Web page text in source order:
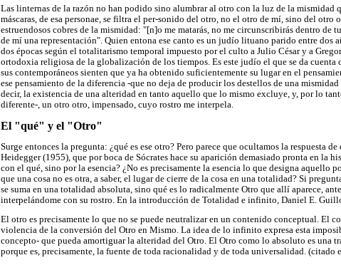
Las linternas de la razón no han podido sino alumbrar al otro con la luz de la mismidad
máscaras, de esa personae, se filtra el per-sonido del otro, no el otro de mí, sino del
estruendosos cobres de la mismidad: "[n]o me matarás, no me circunscribirás dentro de
de mí una representación". Quien entona ese canto es un judío lituano parido entre dos
dos épocas según el totalitarismo temporal impuesto por el culto a Julio César y a
ortodoxia religiosa de la globalización de los tiempos. Es este judío el que se da cuenta
sus contemporáneos sienten que ya ha obtenido suficientemente su lugar en el
ese pensamiento de la diferencia -que no deja de producir los destellos de una
decir, la existencia de una alteridad en tanto aquello que lo mismo excluye, y, por lo
diferente-, un otro otro, impensado, cuyo rostro me interpela.
El "qué" y el "Otro"
Surge entonces la pregunta: ¿qué es ese otro? Pero parece que ocultamos la respuesta
Heidegger (1955), que por boca de Sócrates hace su aparición demasiado pronta en la
con el qué, sino por la esencia? ¿No es precisamente la esencia lo que designa aquello
que una cosa no es otra, a saber, el lugar de cierre de la cosa en una totalidad? Si
se suma en una totalidad absoluta, sino qué es lo radicalmente Otro que allí aparece,
interpelándome con su rostro. En la introducción de Totalidad e infinito, Daniel E.
El otro es precisamente lo que no se puede neutralizar en un contenido conceptual. El
violencia de la conversión del Otro en Mismo. La idea de lo infinito expresa esta
concepto- que pueda amortiguar la alteridad del Otro. El Otro como lo absoluto es una
porque es, precisamente, la fuente de toda racionalidad y de toda universalidad. (citado